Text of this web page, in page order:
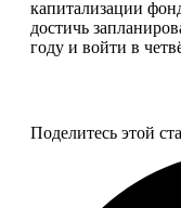
капитализации
достичь
году и войти в
Поделитесь этой